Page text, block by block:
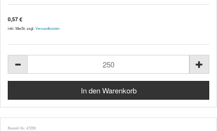
0,57 €
inkl. MwSt. zzgl. Versandkosten
Bestell-Nr. 47290